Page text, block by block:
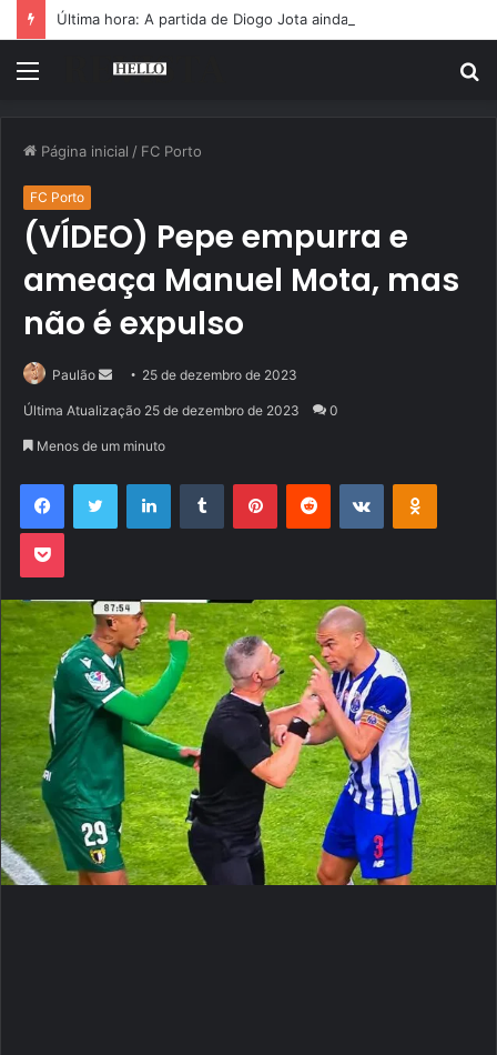
Menu
Página inicial / FC Porto
FC Porto
(VÍDEO) Pepe empurra e
ameaça Manuel Mota, mas
não é expulso
Paulão
Mande
mail
25 de dezembro de 2023
Última Atualização 25 de dezembro de 2023 0
Menos de um minuto
FacebookTwitter LinkedinTumblr PinterestReddit VK OK
Pocket